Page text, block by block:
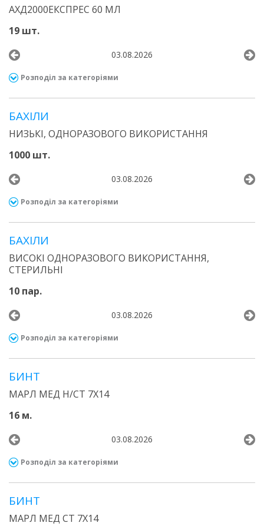
АХД2000ЕКСПРЕС 60 МЛ
19 шт.
03.08.2026
Розподіл за категоріями
БАХІЛИ
НИЗЬКІ, ОДНОРАЗОВОГО ВИКОРИСТАННЯ
1000 шт.
03.08.2026
Розподіл за категоріями
БАХІЛИ
ВИСОКІ ОДНОРАЗОВОГО ВИКОРИСТАННЯ,
СТЕРИЛЬНІ
10 пар.
03.08.2026
Розподіл за категоріями
БИНТ
МАРЛ МЕД Н/СТ 7Х14
16 м.
03.08.2026
Розподіл за категоріями
БИНТ
МАРЛ МЕД СТ 7Х14